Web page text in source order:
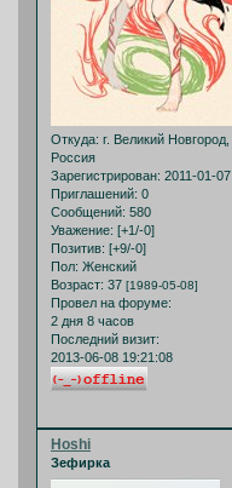
Откуда: г. Великий Новгород,
Россия
Зарегистрирован: 2011-01-07
Приглашений: 0
Сообщений: 580
Уважение: [+1/-0]
Позитив: [+9/-0]
Пол: Женский
Возраст: 37 [1989-05-08]
Провел на форуме:
2 дня 8 часов
Последний визит:
2013-06-08 19:21:08
Hoshi
Зефирка